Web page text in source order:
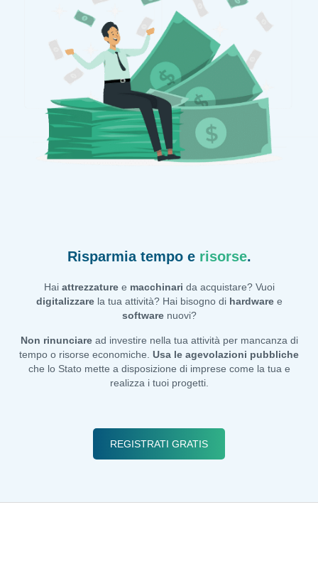
Risparmia tempo e risorse.
Hai attrezzaturee macchinari da acquistare? Vuoi
digitalizzarela tua attività? Hai bisogno di hardwaree
softwarenuovi?
Non rinunciaread investire nella tua attività per mancanza di
tempo o risorse economiche. Usa le agevolazioni pubbliche
che lo Stato mette a disposizione di imprese come la tua e
realizza i tuoi progetti.
REGISTRATI GRATIS